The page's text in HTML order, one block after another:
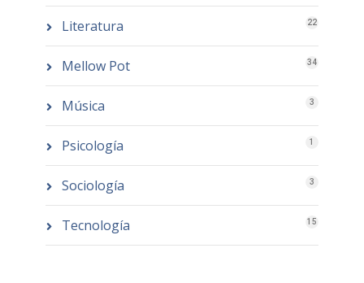
Literatura 22
Mellow Pot 34
Música 3
Psicología 1
Sociología 3
Tecnología 15